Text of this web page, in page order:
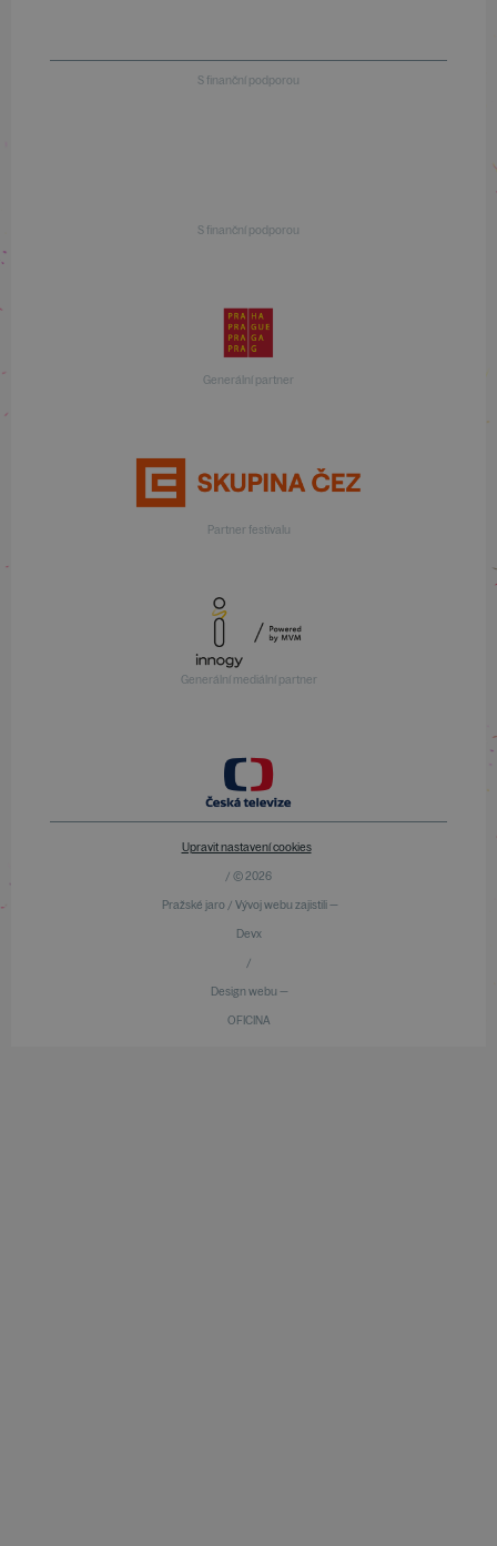
S finanční podporou
S finanční podporou
Generální partner
Partner festivalu
Generální mediální partner
Upravit nastavení cookies
/ © 2026
Pražské jaro / Vývoj webu zajistili —
Devx
/
Design webu —
OFICINA